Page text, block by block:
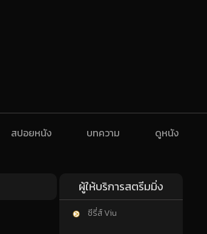
สปอยหนัง บทความ ดูหนัง
ผู้ให้บริการสตรีมมิ่ง
ซีรี่ส์ Viu